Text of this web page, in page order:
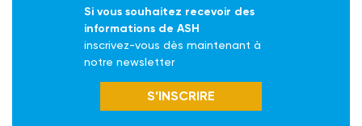
Si vous souhaitez recevoir des
informations de ASH
inscrivez-vous dès maintenant à
notre newsletter
S’INSCRIRE